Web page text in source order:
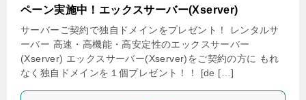
ペーン実施中！エックスサーバー(Xserver)
サーバーご契約で独自ドメインをプレゼント！ レンタルサ
ーバー 高速・高機能・高安定性のエックスサーバー
(Xserver) エックスサーバー(Xserver)をご契約の方に もれ
なく独自ドメインを１個プレゼント！！ [de […]